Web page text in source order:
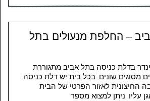
– החלפת מנעולים בתל
בדלת כניסה בתל אביב מתגוררת
מסוגים שונים. בכל בית יש דלת כניסה
החיצונית לאזור הפרטי של הבית
עליו. ניתן למצוא מספר